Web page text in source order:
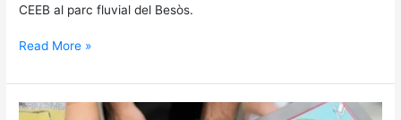
CEEB al parc fluvial del Besòs.
Read More »
Prop